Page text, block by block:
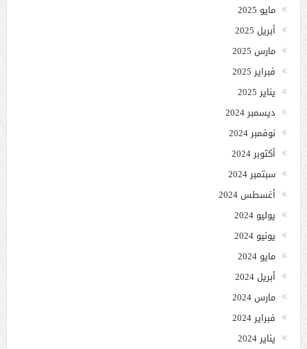
مايو 2025
أبريل 2025
مارس 2025
فبراير 2025
يناير 2025
ديسمبر 2024
نوفمبر 2024
أكتوبر 2024
سبتمبر 2024
أغسطس 2024
يوليو 2024
يونيو 2024
مايو 2024
أبريل 2024
مارس 2024
فبراير 2024
يناير 2024